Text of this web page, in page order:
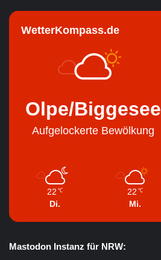
WetterKompass.de
Olpe/Biggesee
Aufgelockerte Bewölkung
22 ℃
Di.
22 ℃
Mi.
Mastodon Instanz für NRW: